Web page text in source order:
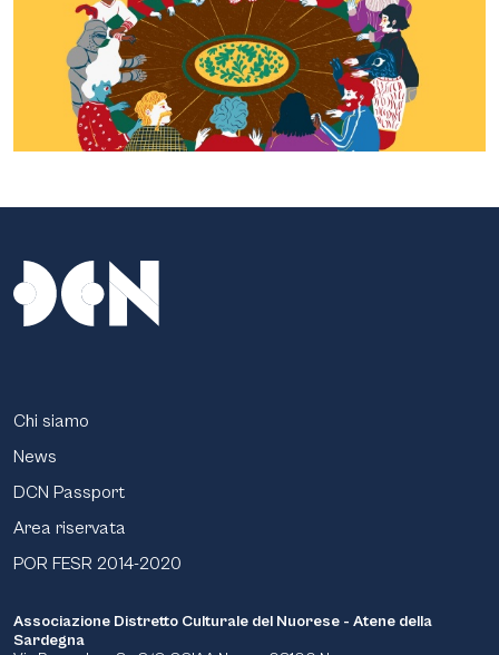
Chi siamo
News
DCN Passport
Area riservata
POR FESR 2014-2020
Associazione Distretto Culturale del Nuorese - Atene della
Sardegna